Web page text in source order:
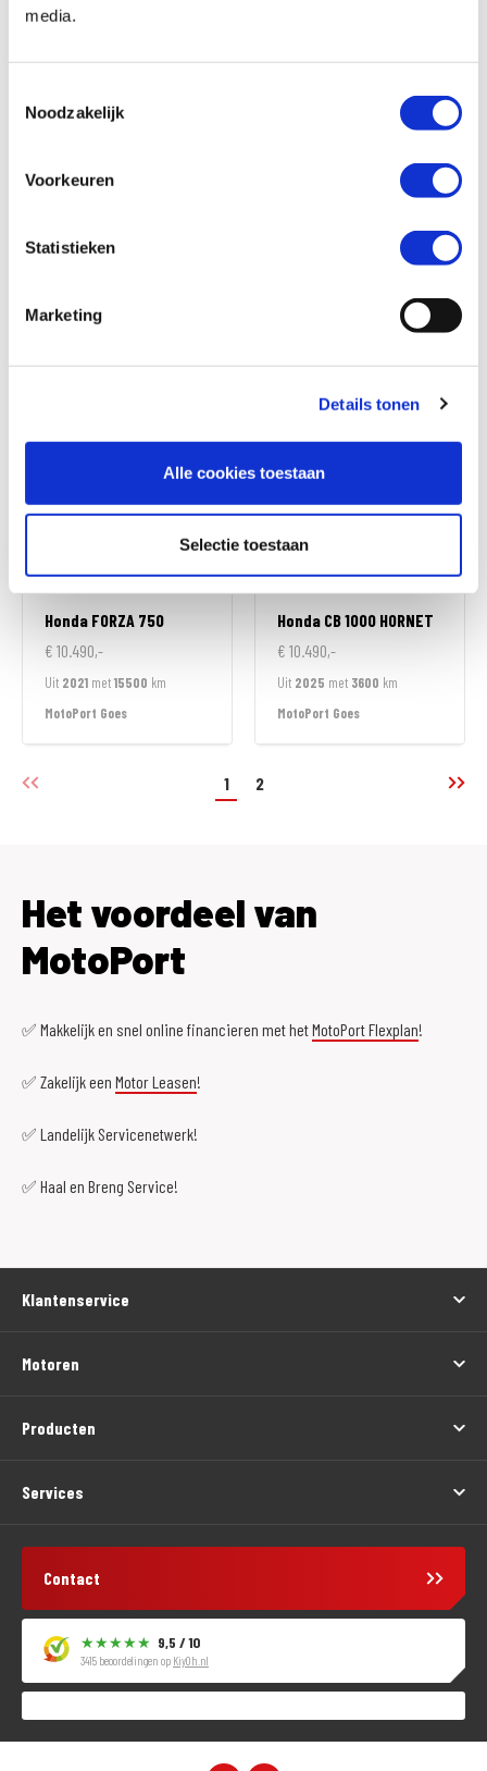
media.
Noodzakelijk
Voorkeuren
Statistieken
Marketing
Details tonen
Alle cookies toestaan
Selectie toestaan
€ 5.790,-
€ 7.490,-
Uit2025met220km
Uit2025met7100km
MotoPort Goes
Honda FORZA 750
€ 10.490,-
Uit 2021 met15500 km
MotoPort Goes
Honda CB 1000 HORNET
€ 10.490,-
Uit 2025 met 3600 km
MotoPort Goes
1 2
Het voordeel van
MotoPort
✅ Makkelijk en snel online financieren met hetMotoPort Flexplan!
✅ Zakelijk een Motor Leasen!
✅ Landelijk Servicenetwerk!
✅ Haal en Breng Service!
Klantenservice
Motoren
Producten
Services
Contact
9,5 / 10
3415 beoordelingen op KiyOh.nl